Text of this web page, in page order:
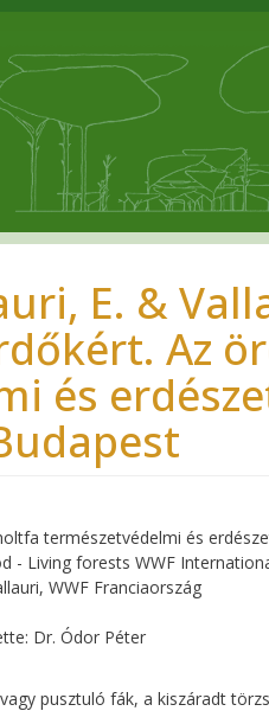
E. &
Az
és
természetvédelmi és
- Living forests WWF
WWF Franciaország
Dr. Ódor Péter
pusztuló fák, a kiszáradt